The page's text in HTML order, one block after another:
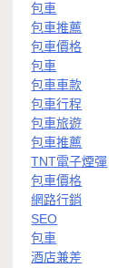
包車
包車推薦
包車價格
包車
包車車款
包車行程
包車旅遊
包車推薦
TNT電子煙彈
包車價格
網路行銷
SEO
包車
酒店兼差